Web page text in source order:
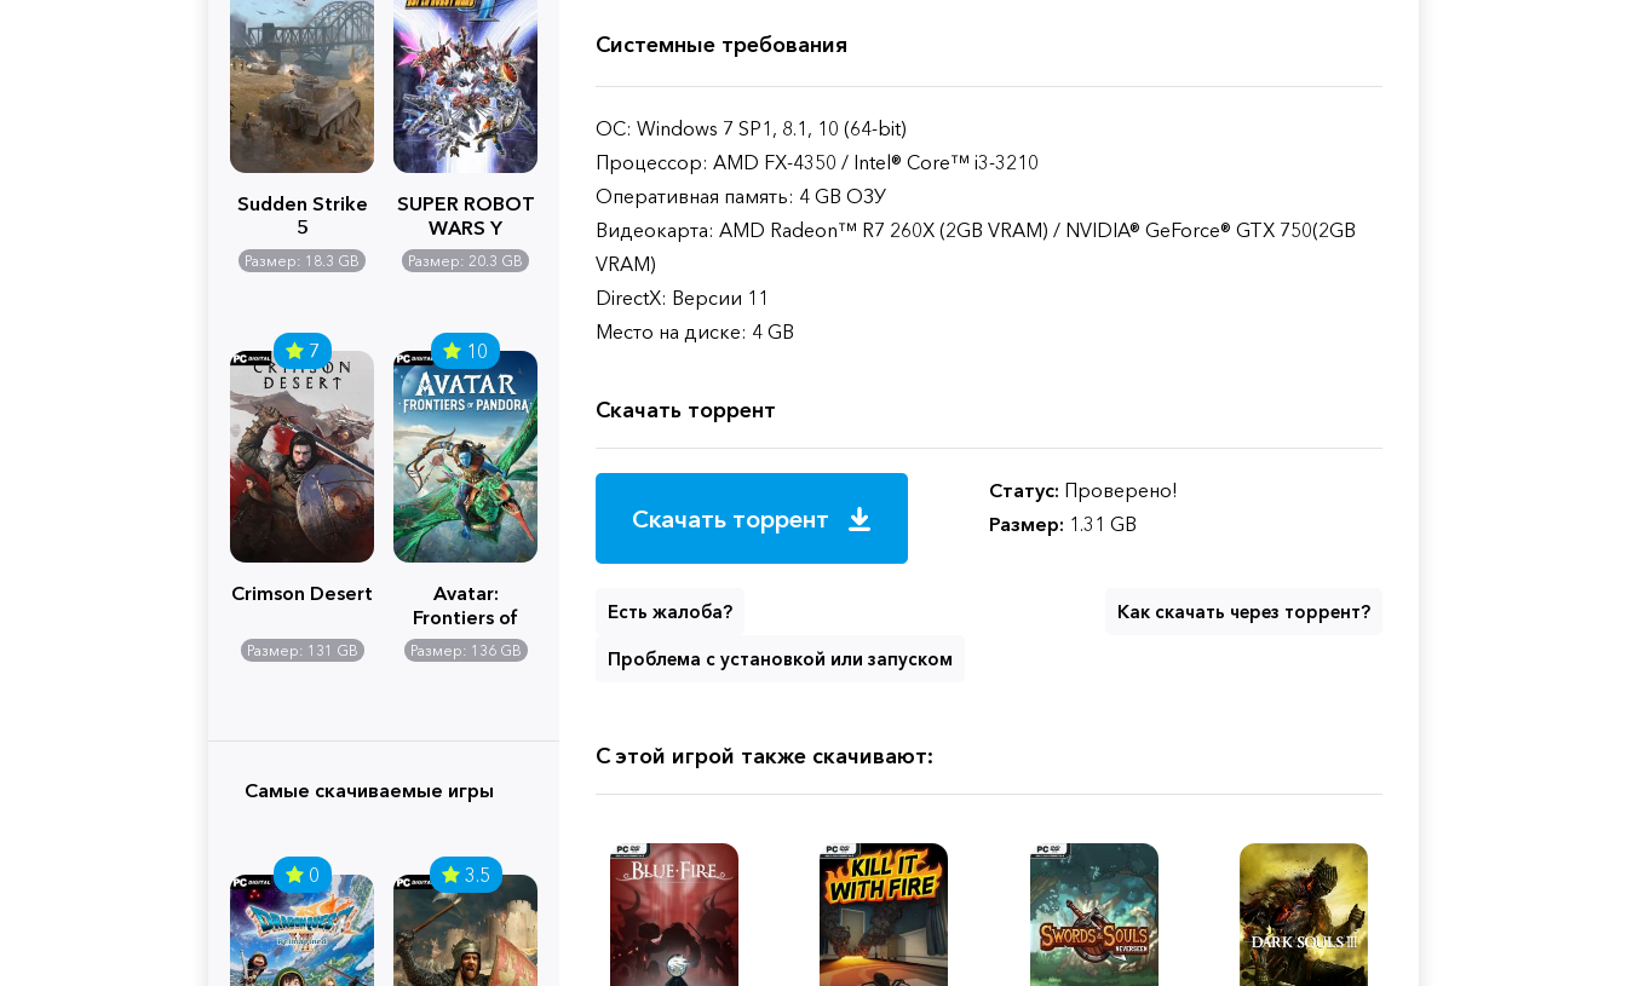
Sudden Strike
5
Размер: 18.3 GB
SUPER ROBOT
WARS Y
Размер: 20.3 GB
7
Crimson Desert
Размер: 131 GB
10
Avatar:
Frontiers of
Pandora
Размер: 136 GB
Самые скачиваемые игры
0 3.5
Системные требования
ОС: Windows 7 SP1, 8.1, 10 (64-bit)
Процессор: AMD FX-4350 / Intel® Core™ i3-3210
Оперативная память: 4 GB ОЗУ
Видеокарта: AMD Radeon™ R7 260X (2GB VRAM) / NVIDIA® GeForce® GTX 750(2GB
VRAM)
DirectX: Версии 11
Место на диске: 4 GB
Скачать торрент
Скачать торрент
Статус: Проверено!
Размер: 1.31 GB
Есть жалоба? Как скачать через торрент?
Проблема с установкой или запуском
С этой игрой также скачивают: